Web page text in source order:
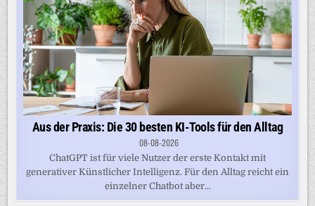
Aus der Praxis: Die 30 besten KI-Tools für den Alltag
08-08-2026
ChatGPT ist für viele Nutzer der erste Kontakt mit
generativer Künstlicher Intelligenz. Für den Alltag reicht ein
einzelner Chatbot aber...